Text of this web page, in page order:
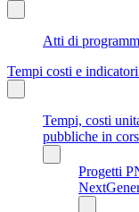
Atti di
Tempi costi e
Tempi, costi
pubbliche in
Progetti